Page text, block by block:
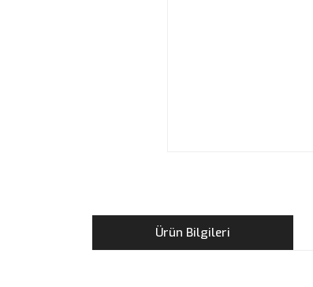
Ürün Bilgileri